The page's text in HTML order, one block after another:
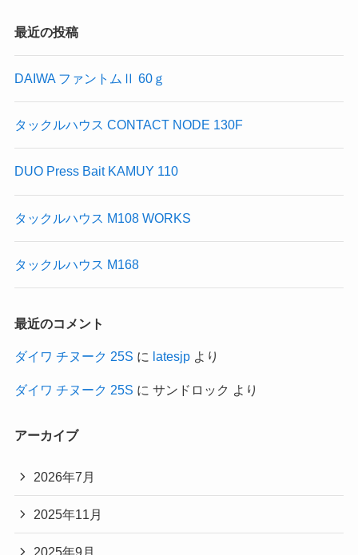
最近の投稿
DAIWA ファントムⅡ 60ｇ
タックルハウス CONTACT NODE 130F
DUO Press Bait KAMUY 110
タックルハウス M108 WORKS
タックルハウス M168
最近のコメント
ダイワ チヌーク 25S に latesjpより
ダイワ チヌーク 25S に サンドロック より
アーカイブ
2026年7月
2025年11月
2025年9月